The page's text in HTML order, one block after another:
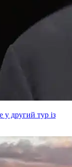
другий тур із